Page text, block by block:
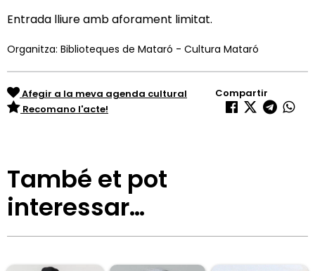
Entrada lliure amb aforament limitat.
Organitza: Biblioteques de Mataró - Cultura Mataró
Afegir a la meva agenda cultural
Recomano l'acte!
Compartir
També et pot
interessar…